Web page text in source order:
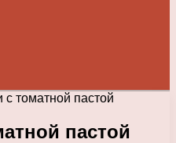
с томатной пастой
пастой